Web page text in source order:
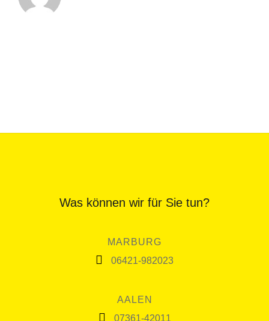
Was können wir für Sie tun?
MARBURG
06421-982023
AALEN
07361-42011